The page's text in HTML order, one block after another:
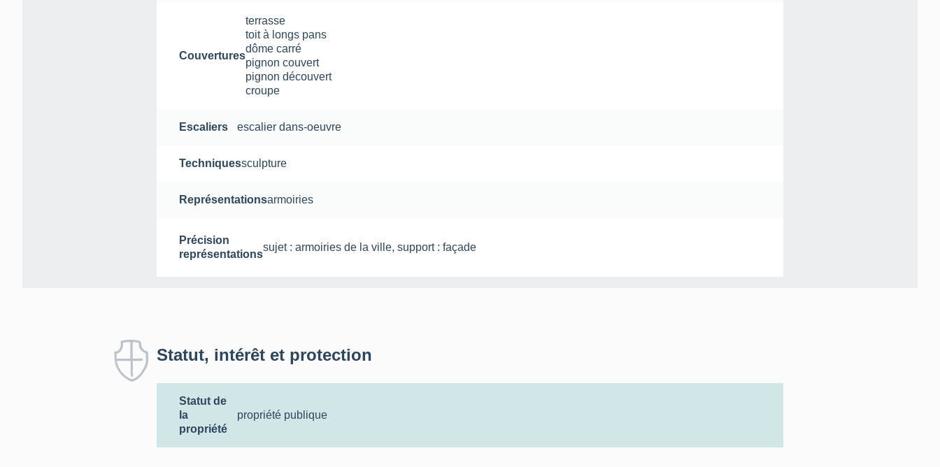
Couvertures
terrasse
toit à longs pans
dôme carré
pignon couvert
pignon découvert
croupe
Escaliers escalier dans-oeuvre
Techniquessculpture
Représentationsarmoiries
Précision
représentations
sujet : armoiries de la ville, support : façade
Statut, intérêt et protection
Statut de
la
propriété
propriété publique